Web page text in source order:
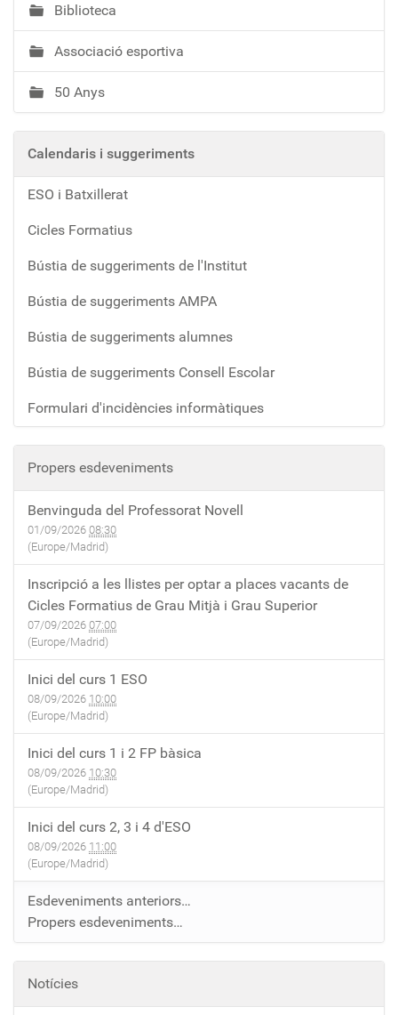
Biblioteca
Associació esportiva
50 Anys
Calendaris i suggeriments
ESO i Batxillerat
Cicles Formatius
Bústia de suggeriments de l'Institut
Bústia de suggeriments AMPA
Bústia de suggeriments alumnes
Bústia de suggeriments Consell Escolar
Formulari d'incidències informàtiques
Propers esdeveniments
Benvinguda del Professorat Novell
01/09/2026 08:30
(Europe/Madrid)
Inscripció a les llistes per optar a places vacants de
Cicles Formatius de Grau Mitjà i Grau Superior
07/09/2026 07:00
(Europe/Madrid)
Inici del curs 1 ESO
08/09/2026 10:00
(Europe/Madrid)
Inici del curs 1 i 2 FP bàsica
08/09/2026 10:30
(Europe/Madrid)
Inici del curs 2, 3 i 4 d'ESO
08/09/2026 11:00
(Europe/Madrid)
Esdeveniments anteriors…
Propers esdeveniments…
Notícies